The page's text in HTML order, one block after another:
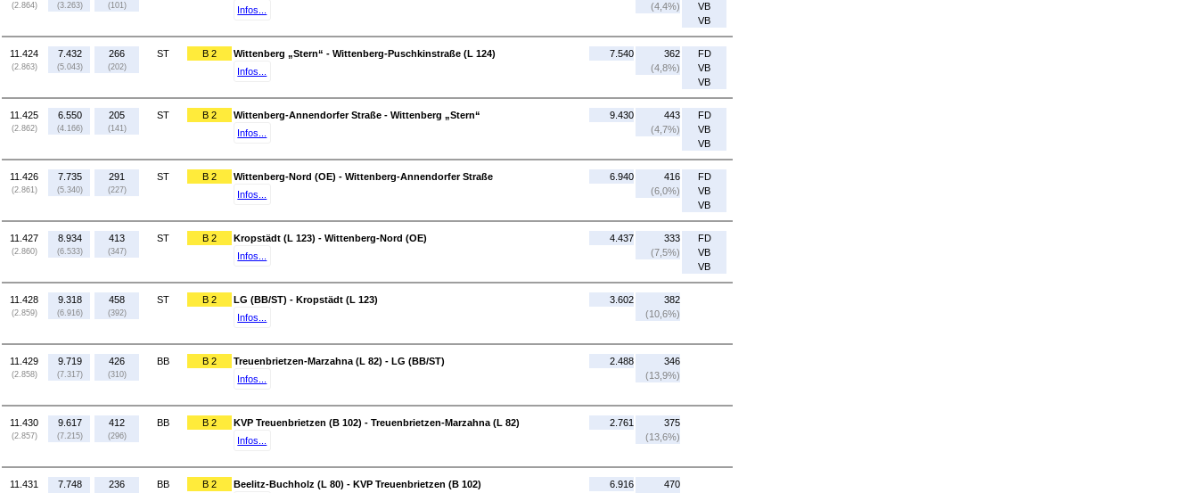
(2.864) (3.263) (101)
Infos...
(4,4%)
VB
VB
11.424
(2.863)
7.432
(5.043)
266
(202)
ST B 2
Wittenberg „Stern“ - Wittenberg-Puschkinstraße (L 124)
Infos...
7.540
362
(4,8%)
FD
VB
VB
11.425
(2.862)
6.550
(4.166)
205
(141)
ST B 2
Wittenberg-Annendorfer Straße - Wittenberg „Stern“
Infos...
9.430
443
(4,7%)
FD
VB
VB
11.426
(2.861)
7.735
(5.340)
291
(227)
ST B 2
Wittenberg-Nord (OE) - Wittenberg-Annendorfer Straße
Infos...
6.940
416
(6,0%)
FD
VB
VB
11.427
(2.860)
8.934
(6.533)
413
(347)
ST B 2
Kropstädt (L 123) - Wittenberg-Nord (OE)
Infos...
4.437
333
(7,5%)
FD
VB
VB
11.428
(2.859)
9.318
(6.916)
458
(392)
ST B 2
LG (BB/ST) - Kropstädt (L 123)
Infos...
3.602
382
(10,6%)
11.429
(2.858)
9.719
(7.317)
426
(310)
BB B 2
Treuenbrietzen-Marzahna (L 82) - LG (BB/ST)
Infos...
2.488
346
(13,9%)
11.430
(2.857)
9.617
(7.215)
412
(296)
BB B 2
KVP Treuenbrietzen (B 102) - Treuenbrietzen-Marzahna (L 82)
Infos...
2.761
375
(13,6%)
11.431 7.748 236 BB B 2 Beelitz-Buchholz (L 80) - KVP Treuenbrietzen (B 102) 6.916 470